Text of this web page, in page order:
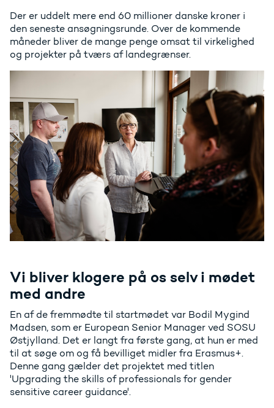
Der er uddelt mere end 60 millioner danske kroner i
den seneste ansøgningsrunde. Over de kommende
måneder bliver de mange penge omsat til virkelighed
og projekter på tværs af landegrænser.
Vi bliver klogere på os selv i mødet
med andre
En af de fremmødte til startmødet var Bodil Mygind
Madsen, som er European Senior Manager ved SOSU
Østjylland. Det er langt fra første gang, at hun er med
til at søge om og få bevilliget midler fra Erasmus+.
Denne gang gælder det projektet med titlen
'Upgrading the skills of professionals for gender
sensitive career guidance'.